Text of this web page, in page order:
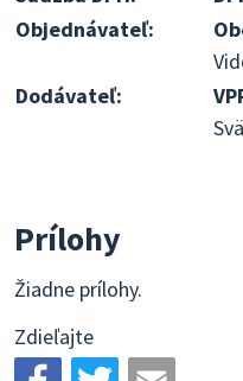
Objednávateľ:
Dodávateľ:
Prílohy
Žiadne prílohy.
Zdieľajte